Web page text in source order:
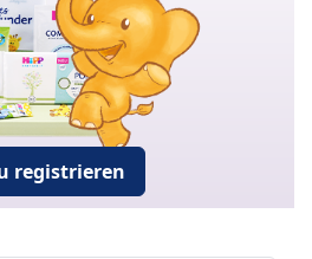
registrieren